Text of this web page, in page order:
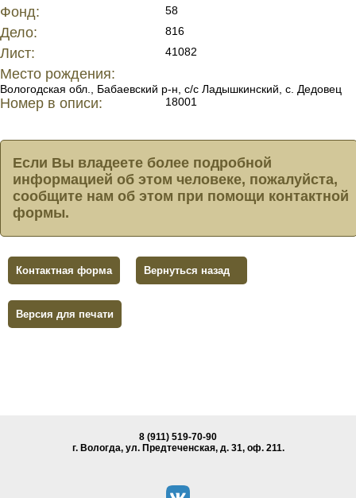
Фонд: 58
Дело: 816
Лист: 41082
Место рождения:
Вологодская обл., Бабаевский р-н, с/с Ладышкинский, с. Дедовец
Номер в описи: 18001
Если Вы владеете более подробной
информацией об этом человеке, пожалуйста,
сообщите нам об этом при помощи контактной
формы.
Контактная форма Вернуться назад
Версия для печати
8 (911) 519-70-90
г. Вологда, ул. Предтеченская, д. 31, oф. 211.